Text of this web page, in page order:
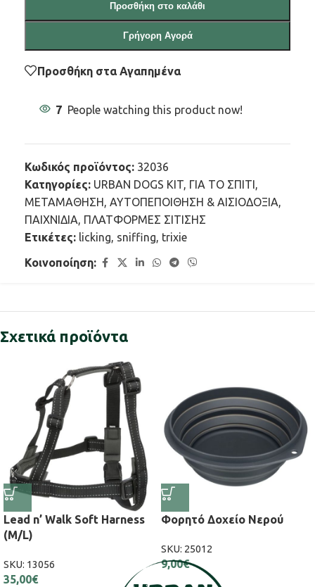
Προσθήκη στο καλάθι
Γρήγορη Αγορά
Προσθήκη στα Αγαπημένα
7 People watching this product now!
Κωδικός προϊόντος: 32036
Κατηγορίες: URBAN DOGS KIT, ΓΙΑ ΤΟ ΣΠΙΤΙ,
ΜΕΤΑΜΑΘΗΣΗ, ΑΥΤΟΠΕΠΟΙΘΗΣΗ & ΑΙΣΙΟΔΟΞΙΑ,
ΠΑΙΧΝΙΔΙΑ, ΠΛΑΤΦΟΡΜΕΣ ΣΙΤΙΣΗΣ
Ετικέτες: licking, sniffing, trixie
Κοινοποίηση:
Σχετικά προϊόντα
Lead n’ Walk Soft Harness
(M/L)
SKU: 13056
35,00€
Φορητό Δοχείο Νερού
SKU: 25012
9,00€